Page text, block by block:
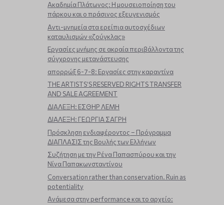
Ακαδημία Πλάτωνος: Η μουσειοποίηση του
πάρκου και ο πράσινος εξευγενισμός
Aντι-μνημεία στα ερείπια αυτοσχέδιων
καταυλισμών «ζούγκλας»
Εργασίες μνήμης σε ακραία περιβάλλοντα της
σύγχρονης μετανάστευσης
απορρώξ 6-7-8: Εργασίες στην καραντίνα
THE ARTISTS’S RESERVED RIGHTS TRANSFER
AND SALE AGREEMENT
ΔΙΑΛΕΞΗ: ΕΣΘΗΡ ΛΕΜΗ
ΔΙΑΛΕΞΗ: ΓΕΩΡΓΙΑ ΣΑΓΡΗ
Πρόσκληση ενδιαφέροντος – Πρόγραμμα
ΔΙΑΠΛΑΣΙΣ της Βουλής των Ελλήνων
Συζήτηση με την Ρένα Παπασπύρου και την
Νίνα Παπακωνσταντίνου
Conversation rather than conservation. Ruin as
potentiality
Ανάμεσα στην performance και το αρχείο: